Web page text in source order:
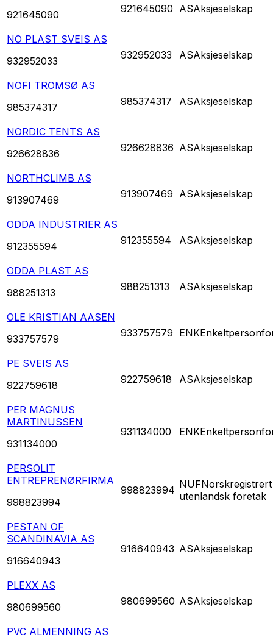
921645090
921645090 ASAksjeselskap
NO PLAST SVEIS AS
932952033
932952033 ASAksjeselskap
NOFI TROMSØ AS
985374317
985374317 ASAksjeselskap
NORDIC TENTS AS
926628836
926628836 ASAksjeselskap
NORTHCLIMB AS
913907469
913907469 ASAksjeselskap
ODDA INDUSTRIER AS
912355594
912355594 ASAksjeselskap
ODDA PLAST AS
988251313
988251313 ASAksjeselskap
OLE KRISTIAN AASEN
933757579
933757579 ENK
PE SVEIS AS
922759618
922759618 ASAksjeselskap
PER MAGNUS
MARTINUSSEN
931134000
931134000 ENK
PERSOLIT
ENTREPRENØRFIRMA
998823994
998823994 NUFNorskregistrert
utenlandsk foretak
PESTAN OF
SCANDINAVIA AS
916640943
916640943 ASAksjeselskap
PLEXX AS
980699560
980699560 ASAksjeselskap
PVC ALMENNING AS